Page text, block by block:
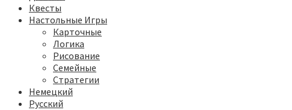
Квесты
Настольные Игры
Карточные
Логика
Рисование
Семейные
Стратегии
Немецкий
Русский